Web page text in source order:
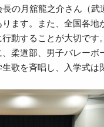
の月舘龍之介さん（
ます。また、全国各
動することが大切で
柔道部、男子バレー
歌を斉唱し、入学式は